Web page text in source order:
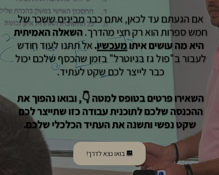
אם הגעתם עד לכאן, אתם כבר מבינים ששכר של
חמש ספרות הוא רק חצי מהדרך.
היא מה עושים איתו מעכשיו.
לעבור ב"פול גז בניוטרל" בזמן שהכסף שלכם יכול
כבר לייצר לכם שקט לעתיד.
ההכנסה שלכם לתוכנית עבודה כזו שתייצר לכם
שקט נפשי ותשנה את העתיד הכלכלי שלכם.
בואו נצא לדרך!